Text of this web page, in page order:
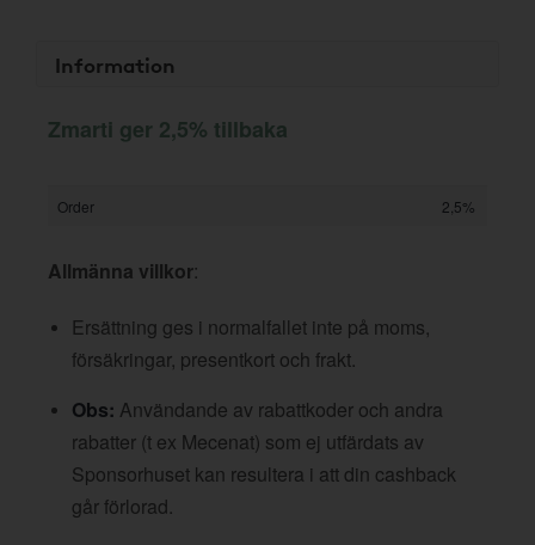
Information
Zmarti ger 2,5% tillbaka
Order 2,5%
Allmänna villkor:
Ersättning ges i normalfallet inte på moms,
försäkringar, presentkort och frakt.
Obs: Användande av rabattkoder och andra
rabatter (t ex Mecenat) som ej utfärdats av
Sponsorhuset kan resultera i att din cashback
går förlorad.